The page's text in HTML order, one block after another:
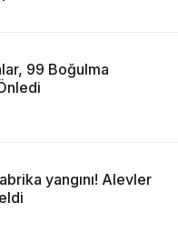
99 Boğulma
yangını! Alevler